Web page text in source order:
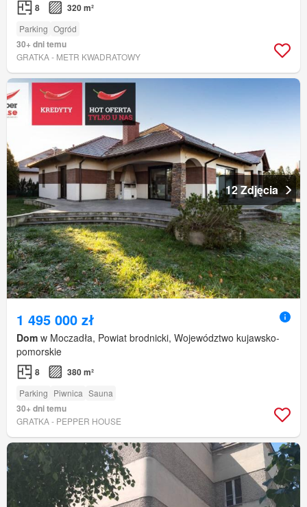
8 320 m²
Parking Ogród
30+ dni temu
GRATKA - METR KWADRATOWY
12 Zdjęcia
1 495 000 zł
Dom w Moczadła, Powiat brodnicki, Województwo kujawsko-
pomorskie
8 380 m²
Parking Piwnica Sauna
30+ dni temu
GRATKA - PEPPER HOUSE